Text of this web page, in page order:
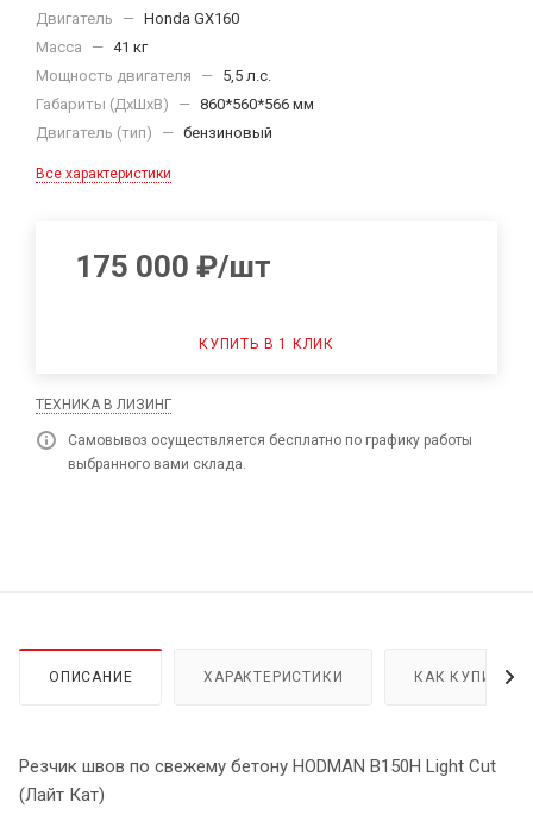
Двигатель — Honda GX160
Масса
— 41 кг
Мощность двигателя
— 5,5 л.с.
Габариты (ДхШхВ)
— 860*560*566 мм
Двигатель (тип)
— бензиновый
Все характеристики
175 000 ₽/шт
КУПИТЬ В 1 КЛИК
ТЕХНИКА В ЛИЗИНГ
Самовывоз осуществляется бесплатно по графику работы
выбранного вами склада.
ОПИСАНИЕ ХАРАКТЕРИСТИКИ КАК КУПИТЬ
Резчик швов по свежему бетону HODMAN B150H Light Cut
(Лайт Кат)